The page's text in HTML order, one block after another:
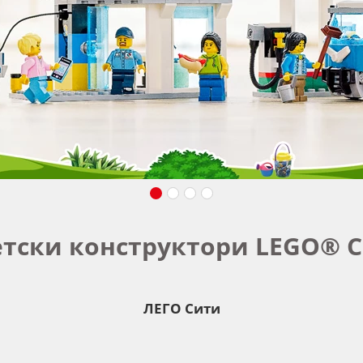
конструктори LEGO®
ЛЕГО Сити